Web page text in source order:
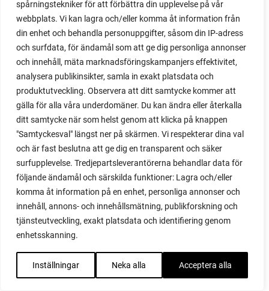
spårningstekniker för att förbättra din upplevelse på vår
webbplats. Vi kan lagra och/eller komma åt information från
din enhet och behandla personuppgifter, såsom din IP-adress
och surfdata, för ändamål som att ge dig personliga annonser
och innehåll, mäta marknadsföringskampanjers effektivitet,
analysera publikinsikter, samla in exakt platsdata och
produktutveckling. Observera att ditt samtycke kommer att
gälla för alla våra underdomäner. Du kan ändra eller återkalla
ditt samtycke när som helst genom att klicka på knappen
"Samtyckesval" längst ner på skärmen. Vi respekterar dina val
och är fast beslutna att ge dig en transparent och säker
surfupplevelse. Tredjepartsleverantörerna behandlar data för
följande ändamål och särskilda funktioner: Lagra och/eller
komma åt information på en enhet, personliga annonser och
innehåll, annons- och innehållsmätning, publikforskning och
tjänsteutveckling, exakt platsdata och identifiering genom
enhetsskanning.
Inställningar Neka alla Acceptera alla
lampor
land
långbönor
länktips
larver
larvskydd
lasagne
lästips
lastpallar
lavendel
ledig
lerkruka
lerkrus
libbsticka
liguster
lilla huset
limabönor
lind